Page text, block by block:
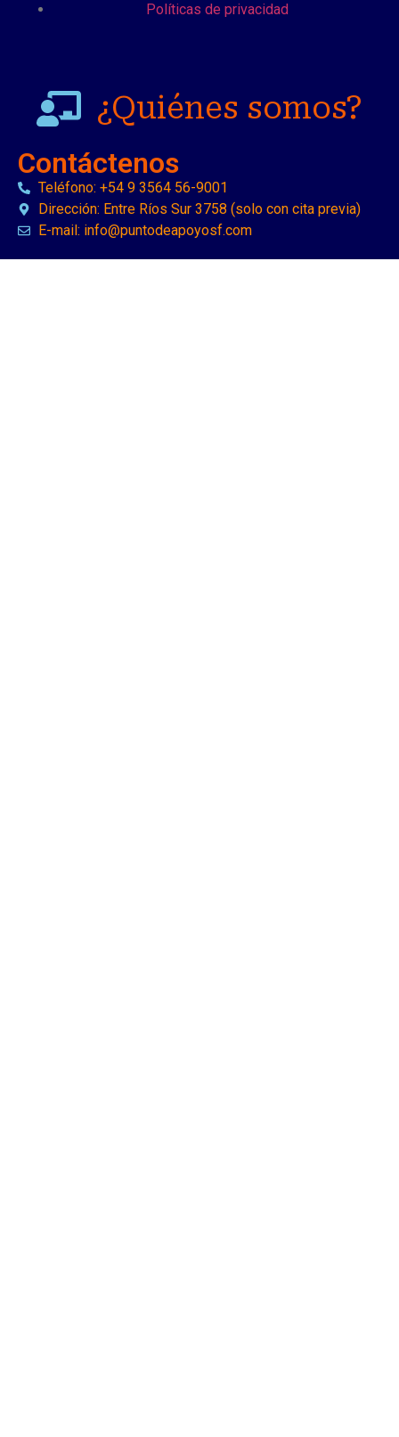
Políticas de privacidad
¿Quiénes somos?
Contáctenos
Teléfono: +54 9 3564 56-9001
Dirección: Entre Ríos Sur 3758 (solo con cita previa)
E-mail: info@puntodeapoyosf.com